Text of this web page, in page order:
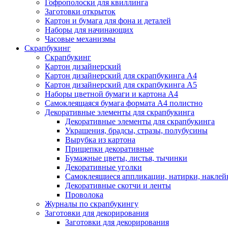
Гофрополоски для квиллинга
Заготовки открыток
Картон и бумага для фона и деталей
Наборы для начинающих
Часовые механизмы
Скрапбукинг
Скрапбукинг
Картон дизайнерский
Картон дизайнерский для скрапбукинга А4
Картон дизайнерский для скрапбукинга А5
Наборы цветной бумаги и картона А4
Самоклеящаяся бумага формата А4 полистно
Декоративные элементы для скрапбукинга
Декоративные элементы для скрапбукинга
Украшения, брадсы, стразы, полубусины
Вырубка из картона
Прищепки декоративные
Бумажные цветы, листья, тычинки
Декоративные уголки
Самоклеящиеся аппликации, натирки,
Декоративные скотчи и ленты
Проволока
Журналы по скрапбукингу
Заготовки для декорирования
Заготовки для декорирования